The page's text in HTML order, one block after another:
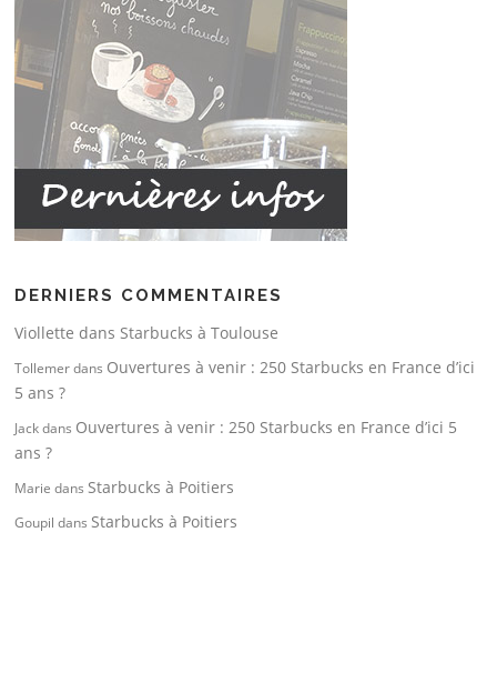
DERNIERS COMMENTAIRES
Viollette dans Starbucks à Toulouse
Tollemerdans Ouvertures à venir : 250 Starbucks en France d’ici
5 ans ?
Jackdans Ouvertures à venir : 250 Starbucks en France d’ici 5
ans ?
Marie dans Starbucks à Poitiers
Goupil dans Starbucks à Poitiers